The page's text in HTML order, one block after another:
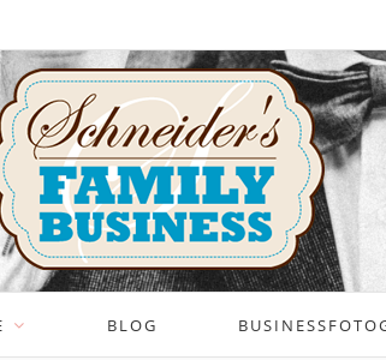
BLOG